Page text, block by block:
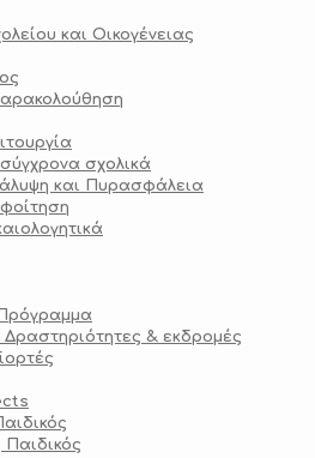
και Οικογένειας
σχολικά
και Πυρασφάλεια
Δραστηριότητες & εκδρομές